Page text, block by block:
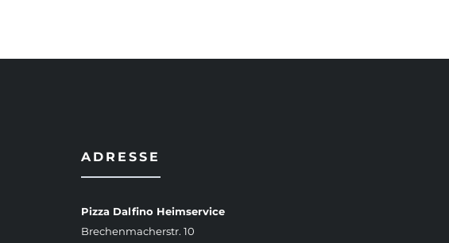
ADRESSE
Pizza Dalfino Heimservice
Brechenmacherstr. 10